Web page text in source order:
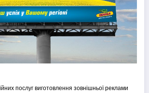
послуг виготовлення зовнішньої реклами